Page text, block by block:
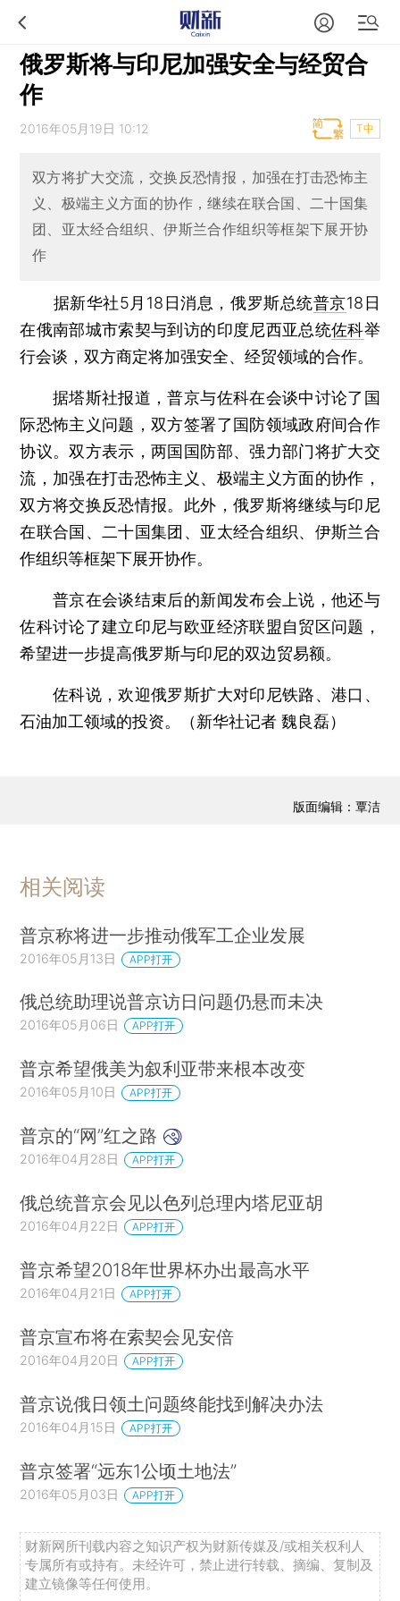
俄罗斯将与印尼加强安全与经贸合
作
2016年05月19日 10:12 T中
双方将扩大交流，交换反恐情报，加强在打击恐怖主
义、极端主义方面的协作，继续在联合国、二十国集
团、亚太经合组织、伊斯兰合作组织等框架下展开协
作
据新华社5月18日消息，俄罗斯总统普京18日
在俄南部城市索契与到访的印度尼西亚总统佐科举
行会谈，双方商定将加强安全、经贸领域的合作。
据塔斯社报道，普京与佐科在会谈中讨论了国
际恐怖主义问题，双方签署了国防领域政府间合作
协议。双方表示，两国国防部、强力部门将扩大交
流，加强在打击恐怖主义、极端主义方面的协作，
双方将交换反恐情报。此外，俄罗斯将继续与印尼
在联合国、二十国集团、亚太经合组织、伊斯兰合
作组织等框架下展开协作。
普京在会谈结束后的新闻发布会上说，他还与
佐科讨论了建立印尼与欧亚经济联盟自贸区问题，
希望进一步提高俄罗斯与印尼的双边贸易额。
佐科说，欢迎俄罗斯扩大对印尼铁路、港口、
石油加工领域的投资。（新华社记者 魏良磊）
版面编辑：覃洁
相关阅读
普京称将进一步推动俄军工企业发展
2016年05月13日 APP打开
俄总统助理说普京访日问题仍悬而未决
2016年05月06日 APP打开
普京希望俄美为叙利亚带来根本改变
2016年05月10日 APP打开
普京的“网”红之路
2016年04月28日 APP打开
俄总统普京会见以色列总理内塔尼亚胡
2016年04月22日 APP打开
普京希望2018年世界杯办出最高水平
2016年04月21日 APP打开
普京宣布将在索契会见安倍
2016年04月20日 APP打开
普京说俄日领土问题终能找到解决办法
2016年04月15日 APP打开
普京签署“远东1公顷土地法”
2016年05月03日 APP打开
财新网所刊载内容之知识产权为财新传媒及/或相关权利人
专属所有或持有。未经许可，禁止进行转载、摘编、复制及
建立镜像等任何使用。